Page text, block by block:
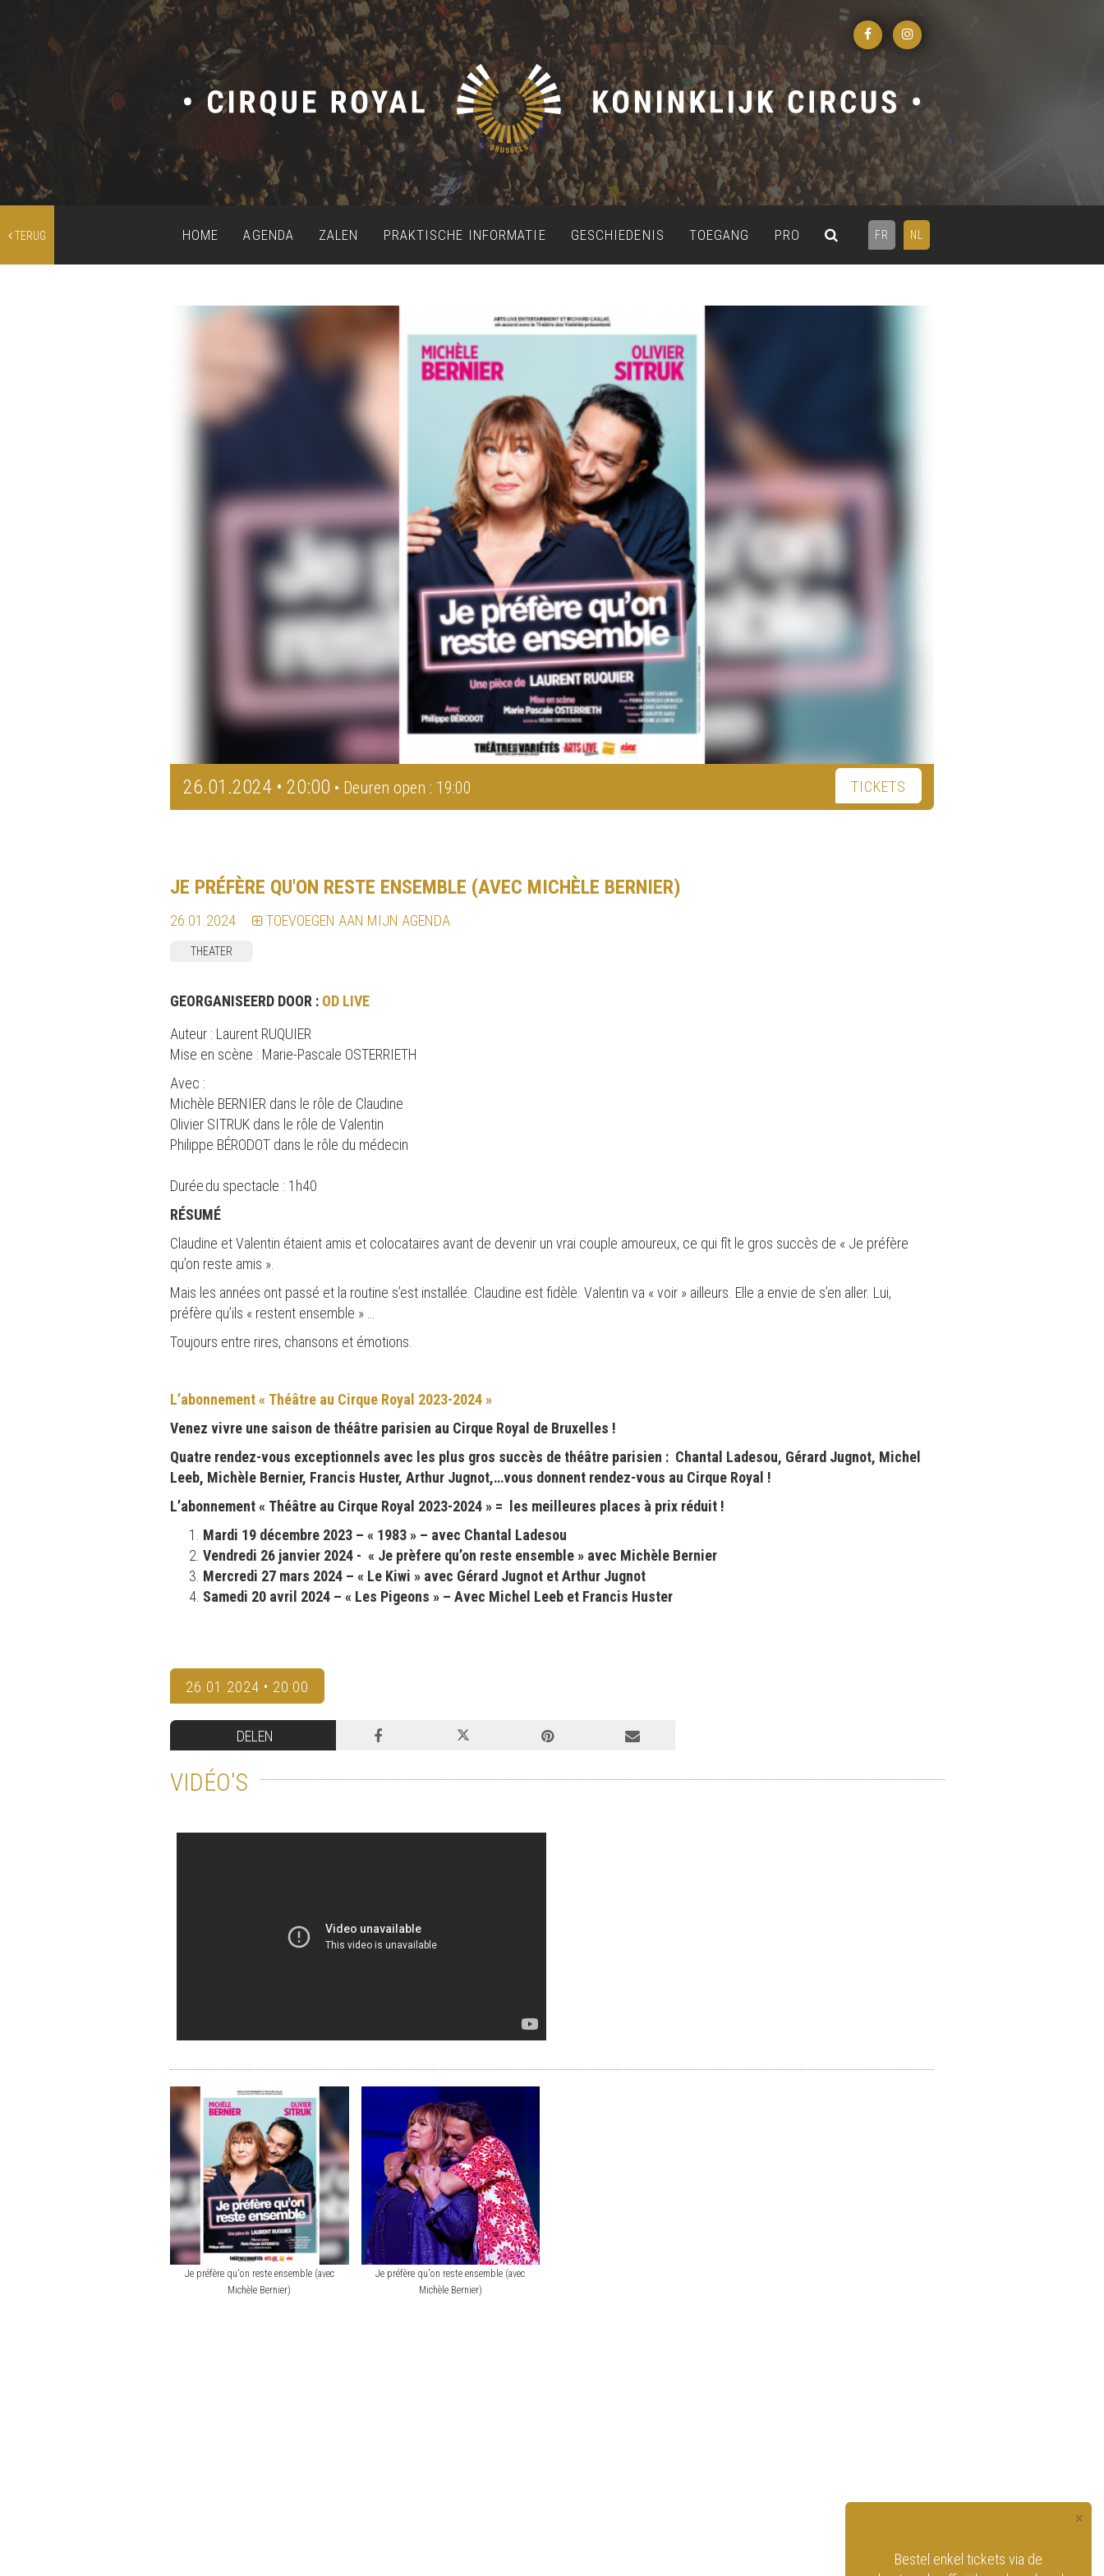
TERUG FR NL
HOME AGENDA ZALEN PRAKTISCHE INFORMATIE GESCHIEDENIS TOEGANG PRO
26.01.2024 • 20:00 • Deuren open : 19:00 TICKETS
JE PRÉFÈRE QU'ON RESTE ENSEMBLE (AVEC MICHÈLE BERNIER)
26.01.2024 TOEVOEGEN AAN MIJN AGENDA
THEATER
GEORGANISEERD DOOR : OD LIVE
Auteur : Laurent RUQUIER
Mise en scène : Marie-Pascale OSTERRIETH
Avec :
Michèle BERNIER dans le rôle de Claudine
Olivier SITRUK dans le rôle de Valentin
Philippe BÉRODOT dans le rôle du médecin
Durée du spectacle : 1h40
RÉSUMÉ
Claudine et Valentin étaient amis et colocataires avant de devenir un vrai couple amoureux, ce qui fît le gros succès de « Je préfère
qu’on reste amis ».
Mais les années ont passé et la routine s’est installée. Claudine est fidèle. Valentin va « voir » ailleurs. Elle a envie de s’en aller. Lui,
préfère qu’ils « restent ensemble » …
Toujours entre rires, chansons et émotions.
L’abonnement « Théâtre au Cirque Royal 2023-2024 »
Venez vivre une saison de théâtre parisien au Cirque Royal de Bruxelles !
Quatre rendez-vous exceptionnels avec les plus gros succès de théâtre parisien : Chantal Ladesou, Gérard Jugnot, Michel
Leeb, Michèle Bernier, Francis Huster, Arthur Jugnot,…vous donnent rendez-vous au Cirque Royal !
L’abonnement « Théâtre au Cirque Royal 2023-2024 » = les meilleures places à prix réduit !
Mardi 19 décembre 2023 – « 1983 » – avec Chantal Ladesou
Vendredi 26 janvier 2024 - « Je prèfere qu’on reste ensemble » avec Michèle Bernier
Mercredi 27 mars 2024 – « Le Kiwi » avec Gérard Jugnot et Arthur Jugnot
Samedi 20 avril 2024 – « Les Pigeons » – Avec Michel Leeb et Francis Huster
26.01.2024 • 20:00
DELEN
VIDÉO'S
Je préfère qu'on reste ensemble (avec
Michèle Bernier)
Je préfère qu'on reste ensemble (avec
Michèle Bernier)
×
Bestel enkel tickets via de